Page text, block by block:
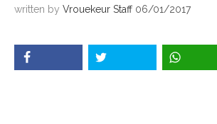
written by Vrouekeur Staff 06/01/2017